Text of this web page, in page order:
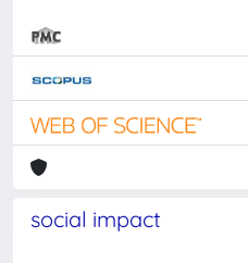
social impact